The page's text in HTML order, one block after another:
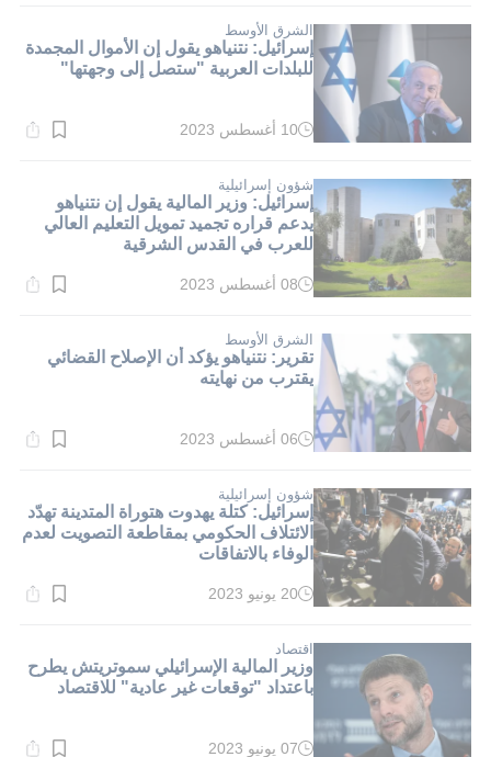
دقيقة.
الشرق الأوسط
إسرائيل: نتنياهو يقول إن الأموال المجمدة
للبلدات العربية "ستصل إلى وجهتها"
وقت
دقيقة.
10 أغسطس 2023
شؤون إسرائيلية
إسرائيل: وزير المالية يقول إن نتنياهو
يدعم قراره تجميد تمويل التعليم العالي
للعرب في القدس الشرقية
وقت
دقيقة.
08 أغسطس 2023
الشرق الأوسط
تقرير: نتنياهو يؤكد أن الإصلاح القضائي
يقترب من نهايته
وقت
دقيقة.
06 أغسطس 2023
شؤون إسرائيلية
إسرائيل: كتلة يهدوت هتوراة المتدينة تهدّد
الائتلاف الحكومي بمقاطعة التصويت لعدم
الوفاء بالاتفاقات
وقت
دقيقة.
20 يونيو 2023
اقتصاد
وزير المالية الإسرائيلي سموتريتش يطرح
باعتداد "توقعات غير عادية" للاقتصاد
07 يونيو 2023